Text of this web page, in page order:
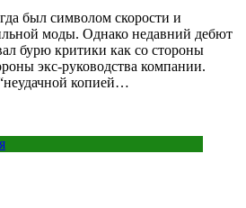
был символом скорости и
моды. Однако недавний дебют
бурю критики как со стороны
экс-руководства компании.
копией…